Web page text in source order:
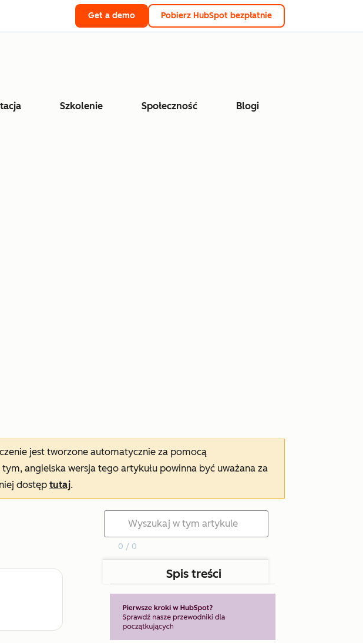
Get a demo Pobierz HubSpot bezpłatnie
Szkolenie Społeczność Blogi
jest tworzone automatycznie za pomocą
angielska wersja tego artykułu powinna być uważana za
dostęp tutaj.
0 / 0
Spis treści